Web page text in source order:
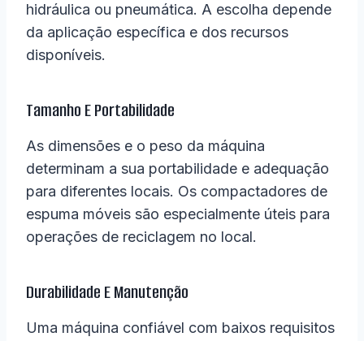
hidráulica ou pneumática. A escolha depende
da aplicação específica e dos recursos
disponíveis.
Tamanho E Portabilidade
As dimensões e o peso da máquina
determinam a sua portabilidade e adequação
para diferentes locais. Os compactadores de
espuma móveis são especialmente úteis para
operações de reciclagem no local.
Durabilidade E Manutenção
Uma máquina confiável com baixos requisitos